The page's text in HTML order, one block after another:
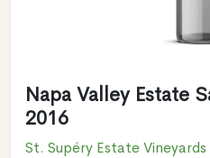
Napa Valley Estate
2016
St. Supéry Estate